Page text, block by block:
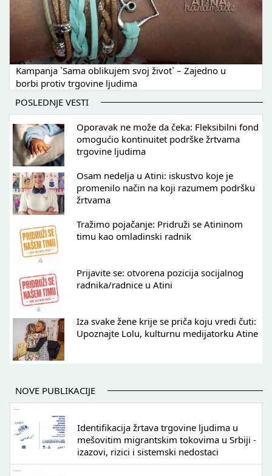
Kampanja `Sama oblikujem svoj život` – Zajedno u
borbi protiv trgovine ljudima
POSLEDNJE VESTI
Oporavak ne može da čeka: Fleksibilni fond
omogućio kontinuitet podrške žrtvama
trgovine ljudima
Osam nedelja u Atini: iskustvo koje je
promenilo način na koji razumem podršku
žrtvama
Tražimo pojačanje: Pridruži se Atininom
timu kao omladinski radnik
Prijavite se: otvorena pozicija socijalnog
radnika/radnice u Atini
Iza svake žene krije se priča koju vredi čuti:
Upoznajte Lolu, kulturnu medijatorku Atine
NOVE PUBLIKACIJE
Identifikacija žrtava trgovine ljudima u
mešovitim migrantskim tokovima u Srbiji -
izazovi, rizici i sistemski nedostaci